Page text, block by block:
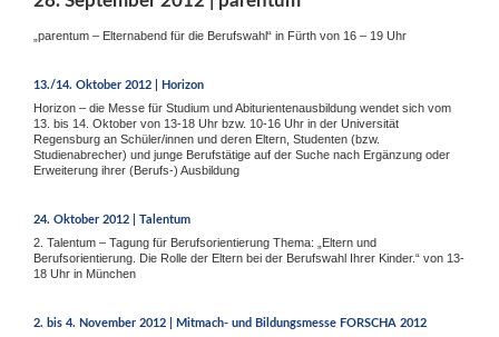
„parentum – Elternabend für die Berufswahl“ in Fürth von 16 – 19 Uhr
13./14. Oktober 2012 | Horizon
Horizon – die Messe für Studium und Abiturientenausbildung wendet sich vom
13. bis 14. Oktober von 13-18 Uhr bzw. 10-16 Uhr in der Universität
Regensburg an Schüler/innen und deren Eltern, Studenten (bzw.
Studienabrecher) und junge Berufstätige auf der Suche nach Ergänzung oder
Erweiterung ihrer (Berufs-) Ausbildung
24. Oktober 2012 | Talentum
2. Talentum – Tagung für Berufsorientierung Thema: „Eltern und
Berufsorientierung. Die Rolle der Eltern bei der Berufswahl Ihrer Kinder.“ von 13-
18 Uhr in München
2. bis 4. November 2012 | Mitmach- und Bildungsmesse FORSCHA 2012